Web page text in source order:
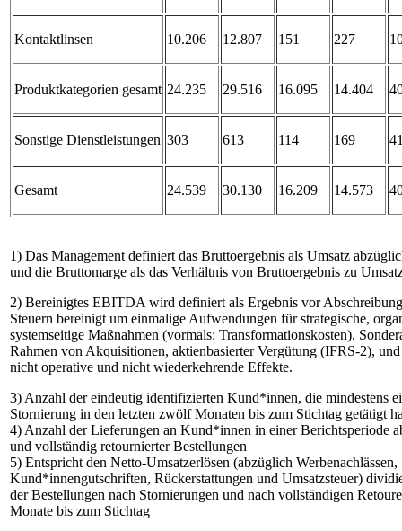
Kontaktlinsen 10.206 12.807 151 227
Produktkategorien gesamt 24.235 29.516 16.095 14.404
Sonstige Dienstleistungen 303 613 114 169
Gesamt 24.539 30.130 16.209 14.573
1) Das Management definiert das Bruttoergebnis als Umsatz
und die Bruttomarge als das Verhältnis von Bruttoergebnis zu
2) Bereinigtes EBITDA wird definiert als Ergebnis vor
Steuern bereinigt um einmalige Aufwendungen für strategische,
systemseitige Maßnahmen (vormals: Transformationskosten),
Rahmen von Akquisitionen, aktienbasierter Vergütung (IFRS-2),
nicht operative und nicht wiederkehrende Effekte.
3) Anzahl der eindeutig identifizierten Kund*innen, die mindestens
Stornierung in den letzten zwölf Monaten bis zum Stichtag getätigt
4) Anzahl der Lieferungen an Kund*innen in einer Berichtsperiode
und vollständig retournierter Bestellungen
5) Entspricht den Netto-Umsatzerlösen (abzüglich Werbenachlässen,
Kund*innengutschriften, Rückerstattungen und Umsatzsteuer)
der Bestellungen nach Stornierungen und nach vollständigen
Monate bis zum Stichtag